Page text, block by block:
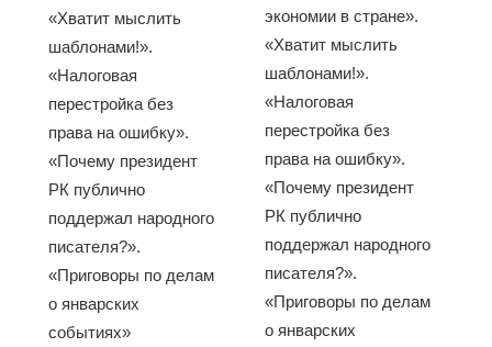
«Хватит мыслить
шаблонами!».
«Налоговая
перестройка без
права на ошибку».
«Почему президент
РК публично
поддержал народного
писателя?».
«Приговоры по делам
о январских
событиях»
экономии в стране».
«Хватит мыслить
шаблонами!».
«Налоговая
перестройка без
права на ошибку».
«Почему президент
РК публично
поддержал народного
писателя?».
«Приговоры по делам
о январских